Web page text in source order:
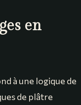
en
à une logique de
de plâtre